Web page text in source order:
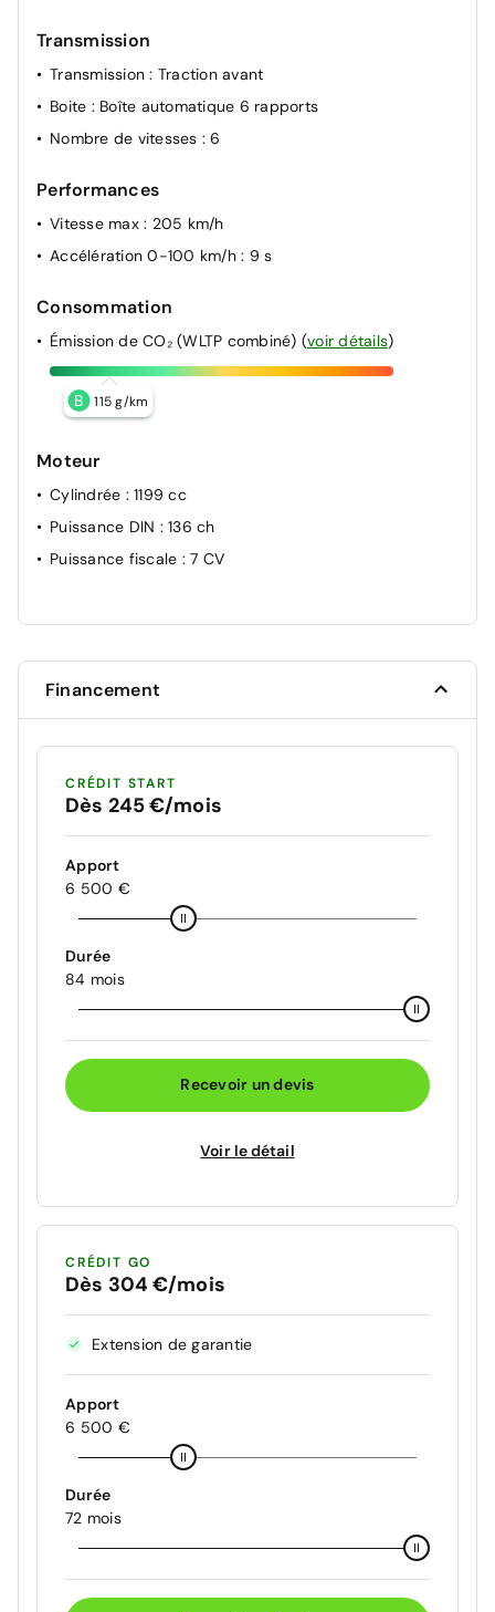
Transmission
Transmission: Traction avant
Boite : Boîte automatique 6 rapports
Nombre de vitesses : 6
Performances
Vitesse max : 205 km/h
Accélération 0-100 km/h : 9 s
Consommation
Émission de CO₂ (WLTP combiné) (voir détails)
B 115 g/km
Moteur
Cylindrée : 1199 cc
Puissance DIN : 136 ch
Puissance fiscale : 7 CV
Financement
CRÉDIT START
Dès 245 €/mois
Apport
6 500 €
Durée
84 mois
Recevoir un devis
Voir le détail
CRÉDIT GO
Dès 304 €/mois
Extension de garantie
Apport
6 500 €
Durée
72 mois